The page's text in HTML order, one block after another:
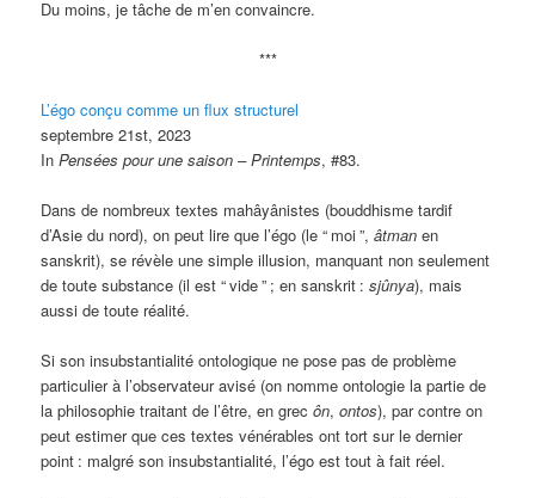
Du moins, je tâche de m’en convaincre.
***
L’égo conçu comme un flux structurel
septembre 21st, 2023
InPensées pour une saison – Printemps, #83.
Dans de nombreux textes mahâyânistes (bouddhisme tardif
d’Asie du nord), on peut lire que l’égo (le “ moi”,âtman en
sanskrit), se révèle une simple illusion, manquant non seulement
de toute substance (il est “vide” ; en sanskrit :sjûnya), mais
aussi de toute réalité.
Si son insubstantialité ontologique ne pose pas de problème
particulier à l’observateur avisé (on nomme ontologie la partie de
la philosophie traitant de l’être, en grecôn,ontos), par contre on
peut estimer que ces textes vénérables ont tort sur le dernier
point : malgré son insubstantialité, l’égo est tout à fait réel.